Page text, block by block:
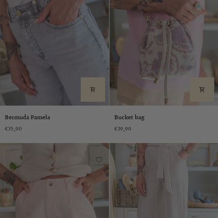
Bermuda
Pamela
Bermuda Pamela
€35,90
Bucket
bag
Bucket bag
€39,90